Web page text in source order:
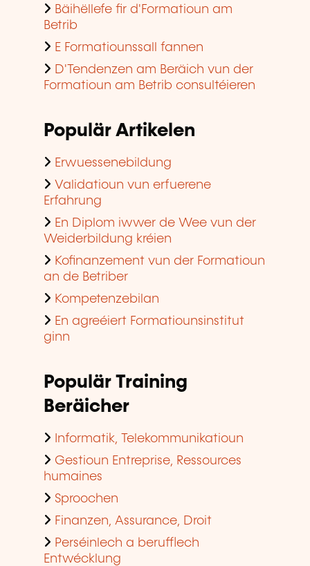
Bäihëllefe fir d'Formatioun am
Betrib
E Formatiounssall fannen
D'Tendenzen am Beräich vun der
Formatioun am Betrib consultéieren
Populär Artikelen
Erwuessenebildung
Validatioun vun erfuerene
Erfahrung
En Diplom iwwer de Wee vun der
Weiderbildung kréien
Kofinanzement vun der Formatioun
an de Betriber
Kompetenzebilan
En agreéiert Formatiounsinstitut
ginn
Populär Training
Beräicher
Informatik, Telekommunikatioun
Gestioun Entreprise, Ressources
humaines
Sproochen
Finanzen, Assurance, Droit
Perséinlech a berufflech
Entwécklung